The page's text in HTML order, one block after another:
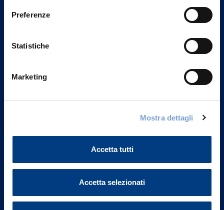
Preferenze
Statistiche
Marketing
Mostra dettagli
Accetta tutti
Accetta selezionati
Vittoria Assicurazioni S.p.A.
Part. IVA 01329510158
FAQ